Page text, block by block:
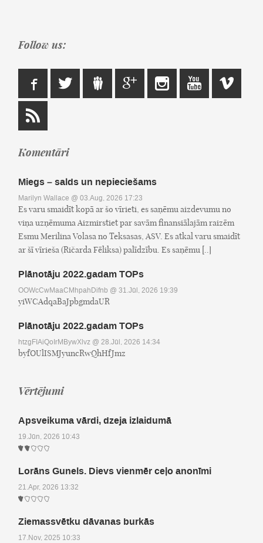
Follow us:
Komentāri
Miegs – salds un nepieciešams
Marilyn Wallace @ 03.Aug, 2026 17:23
Es varu smaidīt kopā ar šo vīrieti, es saņēmu aizdevumu no
viņa uzņēmuma Aizmirstiet par savām finansiālajām raizēm
Esmu Merilina Volasa no Teksasas, ASV. Es atkal varu smaidīt
ar šī vīrieša (Ričarda Fēliksa) palīdzību. Es saņēmu [..]
Plānotāju 2022.gadam TOPs
OOWcCwMaaCMhpahDifnb @ 31.Jūl, 2026 19:39
yiWCAdqaBaJpbgmdaUR
Plānotāju 2022.gadam TOPs
htzgFIAiQoIrMBywXlvz @ 28.Jūl, 2026 14:34
byfOUlISMJyuncRwQhHfJmz
Vērtējumi
Apsveikuma vārdi, dzeja izlaidumā
19.Jūn, 2026 10:43
Lorāns Gunels. Dievs vienmēr ceļo anonīmi
21.Apr, 2026 13:32
Ziemassvētku dāvanas burkās
17.Nov, 2025 10:33